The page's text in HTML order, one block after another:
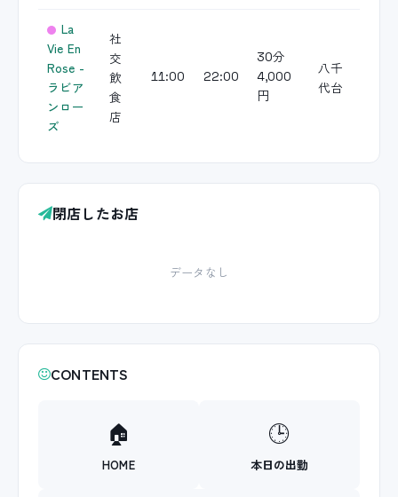
La
Vie En
Rose -
ラビア
ンロー
ズ
社
交
飲
食
店
11:00 22:00
30分
4,000
円
八千
代台
閉店したお店
データなし
CONTENTS
🏠
HOME
🕒
本日の出勤